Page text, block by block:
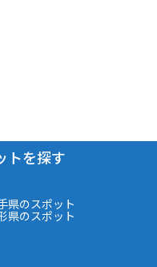
トを探す
県のスポット
県のスポット